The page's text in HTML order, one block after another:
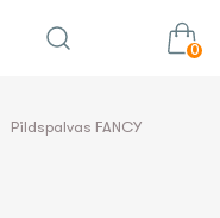
0
Pildspalvas FANCY